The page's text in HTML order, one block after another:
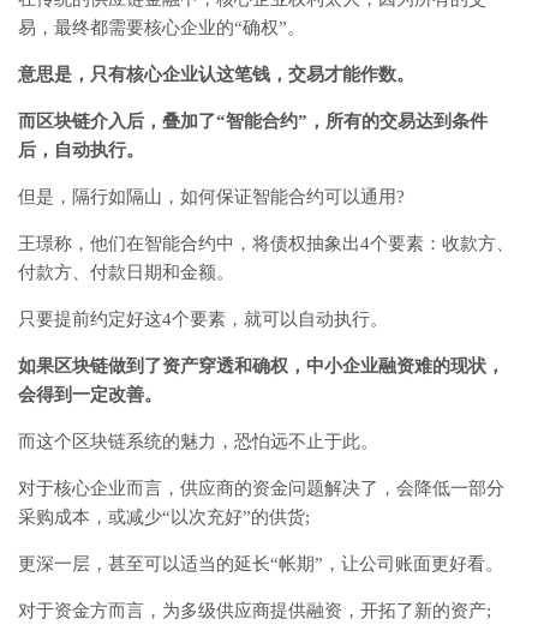
易，最终都需要核心企业的“确权”。
意思是，只有核心企业认这笔钱，交易才能作数。
而区块链介入后，叠加了“智能合约”，所有的交易达到条件
后，自动执行。
但是，隔行如隔山，如何保证智能合约可以通用?
王璟称，他们在智能合约中，将债权抽象出4个要素：收款方、
付款方、付款日期和金额。
只要提前约定好这4个要素，就可以自动执行。
如果区块链做到了资产穿透和确权，中小企业融资难的现状，
会得到一定改善。
而这个区块链系统的魅力，恐怕远不止于此。
对于核心企业而言，供应商的资金问题解决了，会降低一部分
采购成本，或减少“以次充好”的供货;
更深一层，甚至可以适当的延长“帐期”，让公司账面更好看。
对于资金方而言，为多级供应商提供融资，开拓了新的资产;